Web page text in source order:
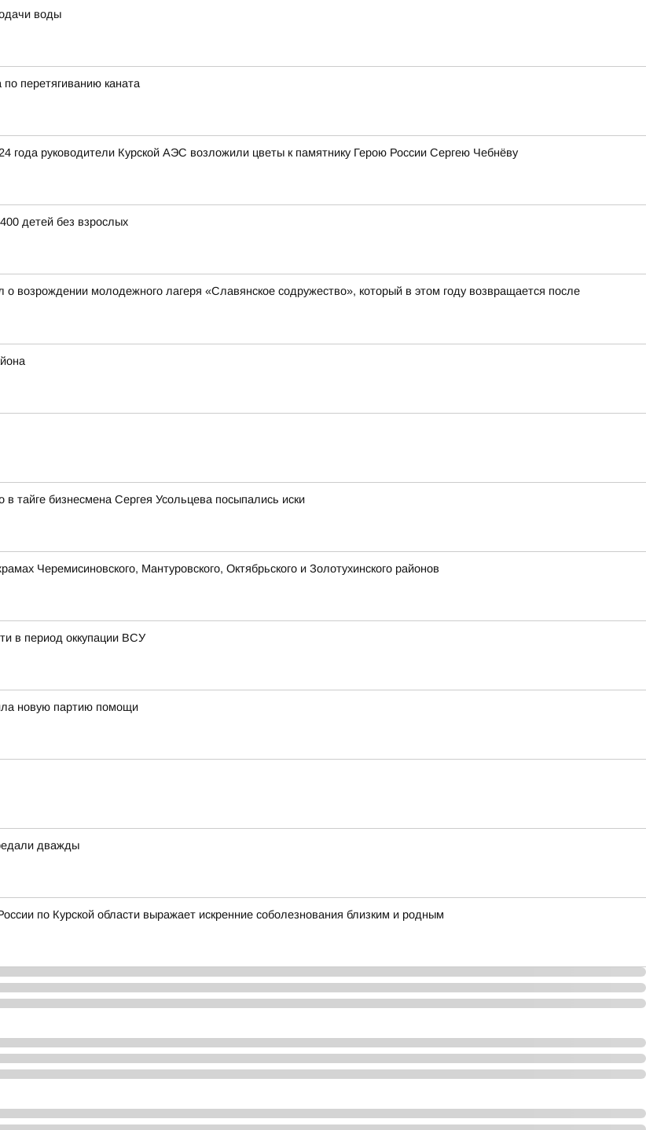
воды
перетягиванию каната
года руководители Курской АЭС возложили цветы к памятнику Герою России Сергею Чебнёву
детей без взрослых
возрождении молодежного лагеря «Славянское содружество», который в этом году возвращается после
тайге бизнесмена Сергея Усольцева посыпались иски
Черемисиновского, Мантуровского, Октябрьского и Золотухинского районов
в период оккупации ВСУ
новую партию помощи
дважды
по Курской области выражает искренние соболезнования близким и родным